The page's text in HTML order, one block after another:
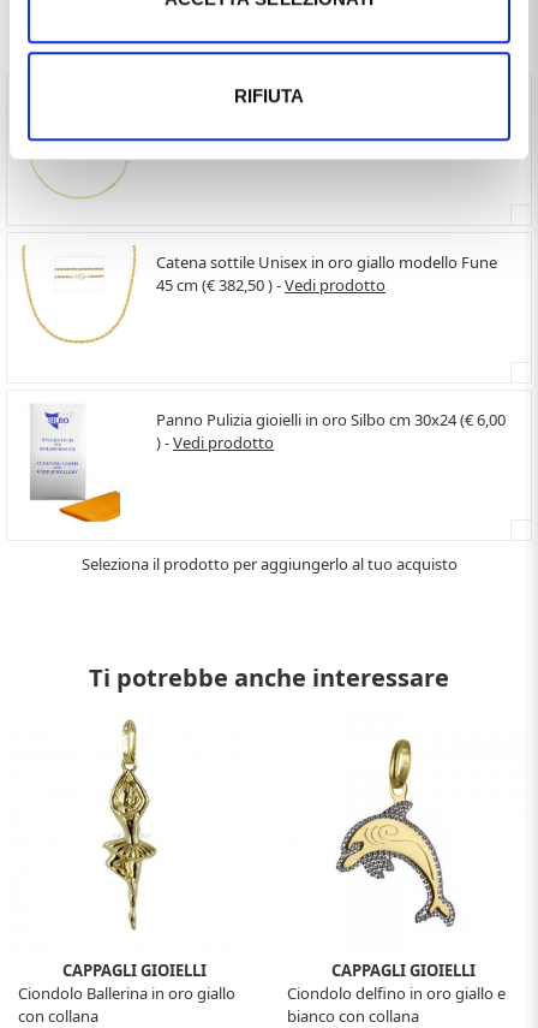
RIFIUTA
Spesso comprati insieme
Girocollo da Donna catena Veneziana in oro giallo
Catena sottile Unisex in oro giallo modello Fune
45 cm (€ 382,50 ) -Vedi prodotto
Panno Pulizia gioielli in oro Silbo cm 30x24 (€ 6,00
) -Vedi prodotto
Seleziona il prodotto per aggiungerlo al tuo acquisto
Ti potrebbe anche interessare
CAPPAGLI GIOIELLI
Ciondolo Ballerina in oro giallo
con collana
CAPPAGLI GIOIELLI
Ciondolo delfino in oro giallo e
bianco con collana